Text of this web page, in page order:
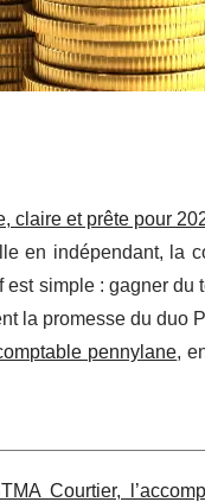
claire et prête pour
en indépendant, la
simple : gagner
la promesse du duo
pennylane,
Courtier,